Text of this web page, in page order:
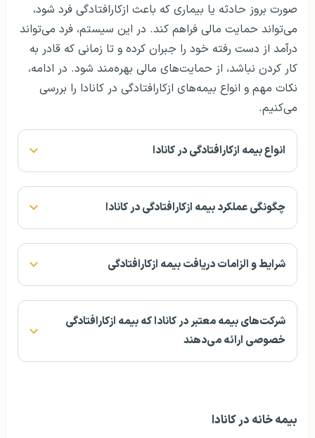
صورت بروز حادثه یا بیماری که باعث ازکارافتادگی فرد شود،
می‌تواند حمایت مالی فراهم کند. در این سیستم، فرد می‌تواند
درآمد از دست رفته خود را جبران کرده و تا زمانی که قادر به
کار کردن نباشد، از حمایت‌های مالی بهره‌مند شود. در ادامه،
نکات مهم و انواع بیمه‌های ازکارافتادگی در کانادا را بررسی
می‌کنیم.
انواع بیمه ازکارافتادگی در کانادا
چگونگی عملکرد بیمه ازکارافتادگی در کانادا
شرایط و الزامات دریافت بیمه ازکارافتادگی
شرکت‌های بیمه معتبر در کانادا که بیمه ازکارافتادگی
خصوصی ارائه می‌دهند
بیمه خانه در کانادا